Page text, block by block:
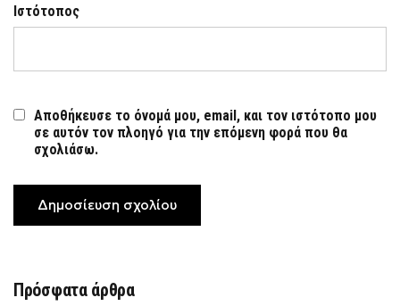
Ιστότοπος
Αποθήκευσε το όνομά μου, email, και τον ιστότοπο μου
σε αυτόν τον πλοηγό για την επόμενη φορά που θα
σχολιάσω.
Πρόσφατα άρθρα